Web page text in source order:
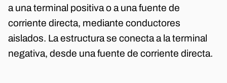
a una terminal positiva o a una fuente de
corriente directa, mediante conductores
aislados. La estructura se conecta a la terminal
negativa, desde una fuente de corriente directa.